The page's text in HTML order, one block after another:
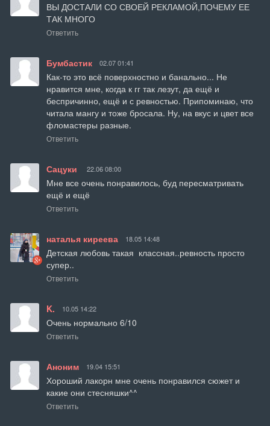
ВЫ ДОСТАЛИ СО СВОЕЙ РЕКЛАМОЙ,ПОЧЕМУ ЕЕ
ТАК МНОГО
Ответить
Бумбастик 02.07 01:41
Как-то это всё поверхностно и банально... Не
нравится мне, когда к гг так лезут, да ещё и
беспричинно, ещё и с ревностью. Припоминаю, что
читала мангу и тоже бросала. Ну, на вкус и цвет все
фломастеры разные.
Ответить
Сацуки 22.06 08:00
Мне все очень понравилось, буд пересматривать
ещё и ещё
Ответить
наталья киреева 18.05 14:48
Детская любовь такая  классная..ревность просто
супер..
Ответить
K. 10.05 14:22
Очень нормально 6/10
Ответить
Аноним 19.04 15:51
Хороший лакорн мне очень понравился сюжет и
какие они стесняшки^^
Ответить